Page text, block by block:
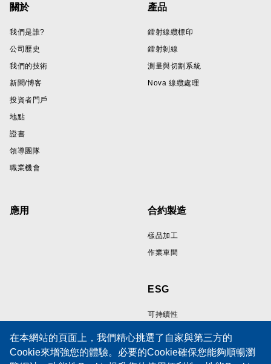
在本網站的頁面上，我們精心挑選了自家與第三方的
Cookie來增強您的體驗。必要的Cookie確保您能夠順暢瀏
Footer
關於
我們是誰?
公司歷史
我們的技術
新聞/博客
投資者門戶
地點
證書
領導團隊
職業機會
產品
鐳射線纜標印
鐳射剝線
測量與切割系統
Nova 線纜處理
應用 合約製造
樣品加工
作業車間
ESG
可持續性
資源 支持